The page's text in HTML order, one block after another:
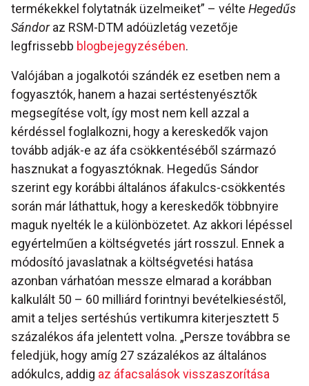
termékekkel folytatnák üzelmeiket” – vélte Hegedűs
Sándoraz RSM-DTM adóüzletág vezetője
legfrissebb blogbejegyzésében.
Valójában a jogalkotói szándék ez esetben nem a
fogyasztók, hanem a hazai sertéstenyésztők
megsegítése volt, így most nem kell azzal a
kérdéssel foglalkozni, hogy a kereskedők vajon
tovább adják-e az áfa csökkentéséből származó
hasznukat a fogyasztóknak. Hegedűs Sándor
szerint egy korábbi általános áfakulcs-csökkentés
során már láthattuk, hogy a kereskedők többnyire
maguk nyelték le a különbözetet. Az akkori lépéssel
egyértelműen a költségvetés járt rosszul. Ennek a
módosító javaslatnak a költségvetési hatása
azonban várhatóan messze elmarad a korábban
kalkulált 50 – 60 milliárd forintnyi bevételkieséstől,
amit a teljes sertéshús vertikumra kiterjesztett 5
százalékos áfa jelentett volna. „Persze továbbra se
feledjük, hogy amíg 27 százalékos az általános
adókulcs, addig az áfacsalások visszaszorítása